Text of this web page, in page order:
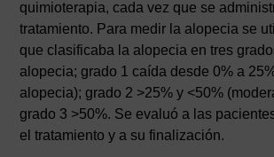
quimioterapia, cada vez que se
tratamiento. Para medir la alopecia se
que clasificaba la alopecia en tres
alopecia; grado 1 caída desde 0% a
alopecia); grado 2 >25% y <50%
grado 3 >50%. Se evaluó a las
el tratamiento y a su finalización.